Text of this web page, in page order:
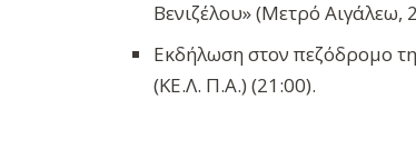
Βενιζέλου» (Μετρό Αιγάλεω,
Εκδήλωση στον πεζόδρομο
(ΚΕ.Λ. Π.Α.) (21:00).